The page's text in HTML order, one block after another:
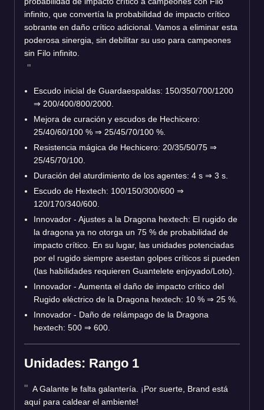
infinito, que convertía la probabilidad de impacto crítico
sobrante en daño crítico adicional. Vamos a eliminar esta
poderosa sinergia, sin debilitar su uso para campeones
sin Filo infinito.
Escudo inicial de Guardaespaldas: 150/350/700/1200
⇒ 200/400/800/2000.
Mejora de curación y escudos de Hechicero:
25/40/60/100 % ⇒ 25/45/70/100 %.
Resistencia mágica de Hechicero: 20/35/50/75 ⇒
25/45/70/100.
Duración del aturdimiento de los agentes: 4 s ⇒ 3 s.
Escudo de Hextech: 100/150/300/600 ⇒
120/170/340/600.
Innovador - Ajustes a la Dragona hextech: El rugido de
la dragona ya no otorga un 75 % de probabilidad de
impacto crítico. En su lugar, las unidades potenciadas
por el rugido siempre asestan golpes críticos si pueden
(las habilidades requieren Guantelete enjoyado/Loto).
Innovador - Aumenta el daño de impacto crítico del
Rugido eléctrico de la Dragona hextech: 10 % ⇒ 25 %.
Innovador - Daño de relámpago de la Dragona
hextech: 500 ⇒ 600.
Unidades: Rango 1
A Galante le falta galantería. ¡Por suerte, Brand está
aquí para caldear el ambiente!